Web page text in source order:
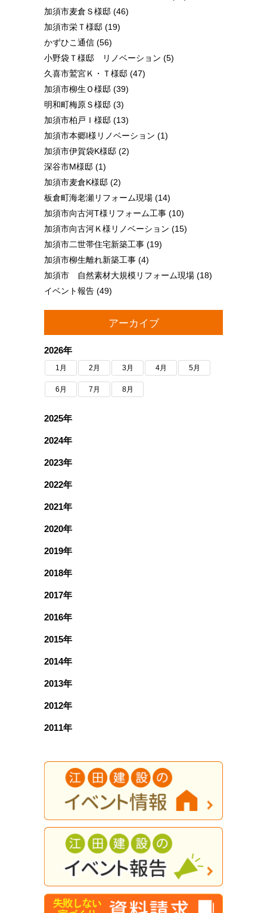
加須市麦倉Ｓ様邸 (46)
加須市栄Ｔ様邸 (19)
かずひこ通信 (56)
小野袋Ｔ様邸 リノベーション (5)
久喜市鷲宮Ｋ・Ｔ様邸 (47)
加須市柳生Ｏ様邸 (39)
明和町梅原Ｓ様邸 (3)
加須市柏戸Ｉ様邸 (13)
加須市本郷I様リノベーション (1)
加須市伊賀袋K様邸 (2)
深谷市M様邸 (1)
加須市麦倉K様邸 (2)
板倉町海老瀬リフォーム現場 (14)
加須市向古河T様リフォーム工事 (10)
加須市向古河Ｋ様リノベーション (15)
加須市二世帯住宅新築工事 (19)
加須市柳生離れ新築工事 (4)
加須市 自然素材大規模リフォーム現場 (18)
イベント報告 (49)
アーカイブ
2026年
1月 2月 3月 4月 5月
6月 7月 8月
2025年
2024年
2023年
2022年
2021年
2020年
2019年
2018年
2017年
2016年
2015年
2014年
2013年
2012年
2011年